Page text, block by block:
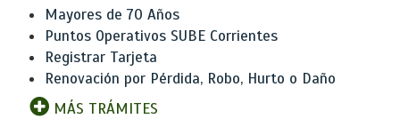
Mayores de 70 Años
Puntos Operativos SUBE Corrientes
Registrar Tarjeta
Renovación por Pérdida, Robo, Hurto o Daño
MÁS TRÁMITES